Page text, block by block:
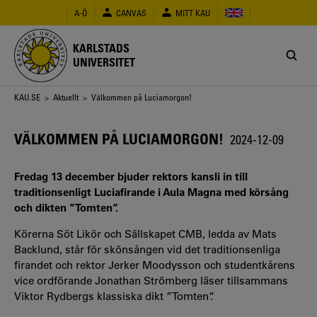
huvudinnehåll
A-Ö CANVAS MITT KAU
KARLSTADS
UNIVERSITET
Länkstig
KAU.SE > Aktuellt > Välkommen på Luciamorgon!
VÄLKOMMEN PÅ LUCIAMORGON! 2024-12-09
Fredag 13 december bjuder rektors kansli in till
traditionsenligt Luciafirande i Aula Magna med körsång
och dikten ”Tomten”.
Körerna Söt Likör och Sällskapet CMB, ledda av Mats
Backlund, står för skönsången vid det traditionsenliga
firandet och rektor Jerker Moodysson och studentkårens
vice ordförande Jonathan Strömberg läser tillsammans
Viktor Rydbergs klassiska dikt ”Tomten”.